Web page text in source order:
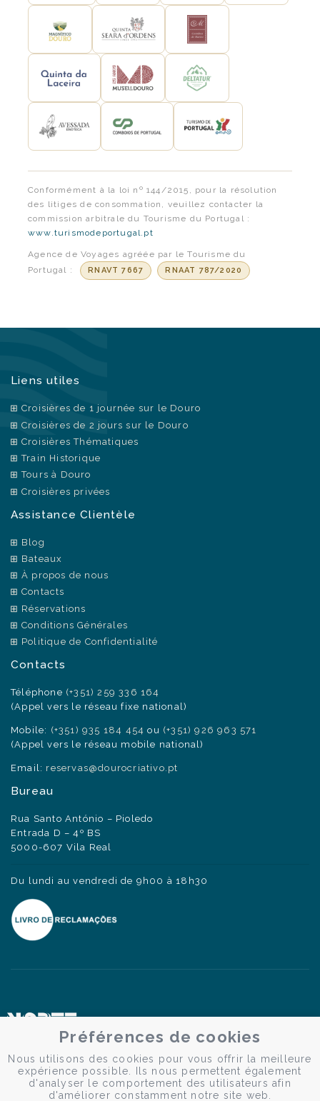
Conformément à la loi nº 144/2015, pour la résolution
des litiges de consommation, veuillez contacter la
commission arbitrale du Tourisme du Portugal :
www.turismodeportugal.pt
Agence de Voyages agréée par le Tourisme du
Portugal :
RNAVT 7667 RNAAT 787/2020
Liens utiles
Croisières de 1 journée sur le Douro
Croisières de 2 jours sur le Douro
Croisières Thématiques
Train Historique
Tours à Douro
Croisières privées
Assistance Clientèle
Blog
Bateaux
À propos de nous
Contacts
Réservations
Conditions Générales
Politique de Confidentialité
Contacts
Téléphone (+351) 259 336 164
(Appel vers le réseau fixe national)
Mobile: (+351) 935 184 454 ou (+351) 926 963 571
(Appel vers le réseau mobile national)
Email: reservas@dourocriativo.pt
Bureau
Rua Santo António – Pioledo
Entrada D – 4º BS
5000-607 Vila Real
Du lundi au vendredi de 9h00 à 18h30
Préférences de cookies
Nous utilisons des cookies pour vous offrir la meilleure
expérience possible. Ils nous permettent également
d'analyser le comportement des utilisateurs afin
d'améliorer constamment notre site web.